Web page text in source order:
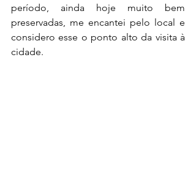
período, ainda hoje muito bem
preservadas, me encantei pelo local e
considero esse o ponto alto da visita à
cidade.